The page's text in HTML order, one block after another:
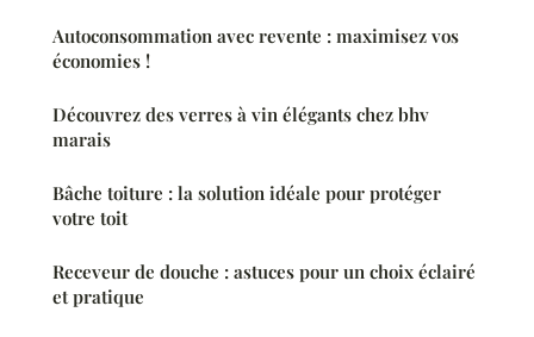
Autoconsommation avec revente : maximisez vos
économies !
Découvrez des verres à vin élégants chez bhv
marais
Bâche toiture : la solution idéale pour protéger
votre toit
Receveur de douche : astuces pour un choix éclairé
et pratique